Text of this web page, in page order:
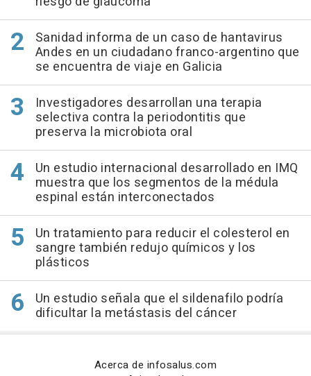
Sanidad informa de un caso de hantavirus
Andes en un ciudadano franco-argentino que
se encuentra de viaje en Galicia
Investigadores desarrollan una terapia
selectiva contra la periodontitis que
preserva la microbiota oral
Un estudio internacional desarrollado en IMQ
muestra que los segmentos de la médula
espinal están interconectados
Un tratamiento para reducir el colesterol en
sangre también redujo químicos y los
plásticos
Un estudio señala que el sildenafilo podría
dificultar la metástasis del cáncer
Acerca de infosalus.com